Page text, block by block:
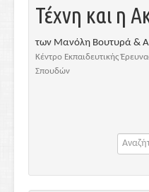
Τέχνη και η
των Μανόλη Βουτυρά &
Κέντρο Εκπαιδευτικής
Σπουδών